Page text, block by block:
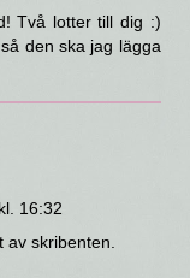
Två lotter till dig :)
den ska jag lägga
16:32
av skribenten.